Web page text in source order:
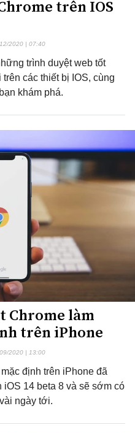
trên IOS
2020 | 07:40
trình duyệt web tốt
các thiết bị IOS, cùng
khám phá.
Chrome làm
trên iPhone
2020 | 13:00
định trên iPhone đã
14 beta 8 và sẽ sớm có
ngày tới.